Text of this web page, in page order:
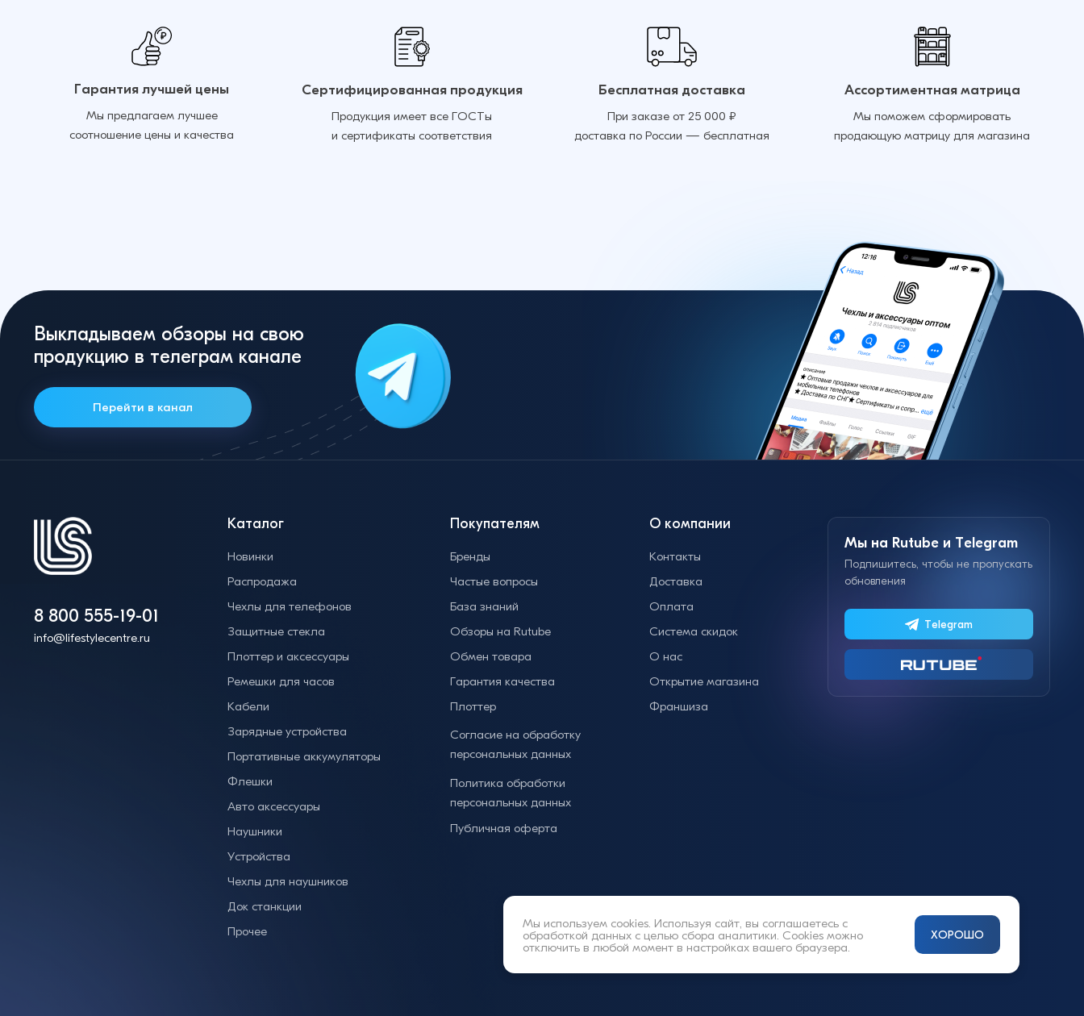
Гарантия лучшей цены
Мы предлагаем лучшее
соотношение цены и качества
Сертифицированная продукция
Продукция имеет все ГОСТы
и сертификаты соответствия
Бесплатная доставка
При заказе от 25 000 ₽
доставка по России — бесплатная
Ассортиментная матрица
Мы поможем сформировать
продающую матрицу для магазина
Выкладываем обзоры на свою
продукцию в телеграм канале
Перейти в канал
8 800 555-19-01
info@lifestylecentre.ru
Каталог
Новинки
Распродажа
Чехлы для телефонов
Защитные стекла
Плоттер и аксессуары
Ремешки для часов
Кабели
Зарядные устройства
Портативные аккумуляторы
Флешки
Авто аксессуары
Наушники
Устройства
Чехлы для наушников
Док станкции
Прочее
Покупателям
Бренды
Частые вопросы
База знаний
Обзоры на Rutube
Обмен товара
Гарантия качества
Плоттер
Согласие на обработку
персональных данных
Политика обработки
персональных данных
Публичная оферта
О компании
Контакты
Доставка
Оплата
Система скидок
О нас
Открытие магазина
Франшиза
Мы на Rutube и Telegram
Подпишитесь, чтобы не пропускать
обновления
Telegram
Мы используем cookies. Используя сайт, вы соглашаетесь с
обработкой данных с целью сбора аналитики. Cookies можно
отключить в любой момент в настройках вашего браузера.
ХОРОШО